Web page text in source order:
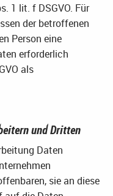
1 lit. f DSGVO. Für
der betroffenen
Person eine
erforderlich
als
und Dritten
Daten
sie an diese